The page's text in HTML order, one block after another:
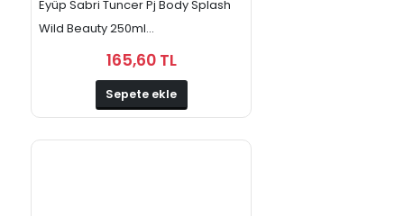
Eyüp Sabri Tuncer Pj Body Splash
Wild Beauty 250ml...
165,60 TL
Sepete ekle